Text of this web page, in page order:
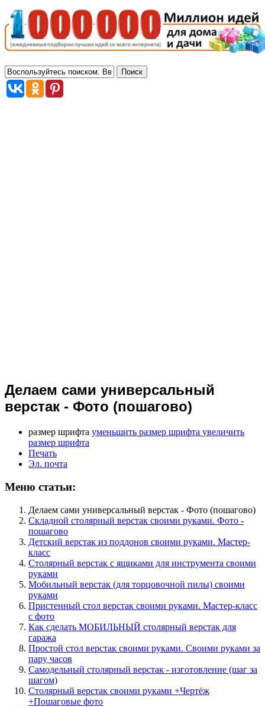
Делаем сами универсальный
верстак - Фото (пошагово)
размер шрифта уменьшить размер шрифта увеличить
размер шрифта
Печать
Эл. почта
Меню статьи:
Делаем сами универсальный верстак - Фото (пошагово)
Складной столярный верстак своими руками. Фото -
пошагово
Детский верстак из поддонов своими руками. Мастер-
класс
Столярный верстак с ящиками для инструмента своими
руками
Мобильный верстак (для торцовочной пилы) своими
руками
Пристенный стол верстак своими руками. Мастер-класс
с фото
Как сделать МОБИЛЬНЫЙ столярный верстак для
гаража
Простой стол верстак своими руками. Своими руками за
пару часов
Самодельный столярный верстак - изготовление (шаг за
шагом)
Столярный верстак своими руками +Чертёж
+Пошаговые фото